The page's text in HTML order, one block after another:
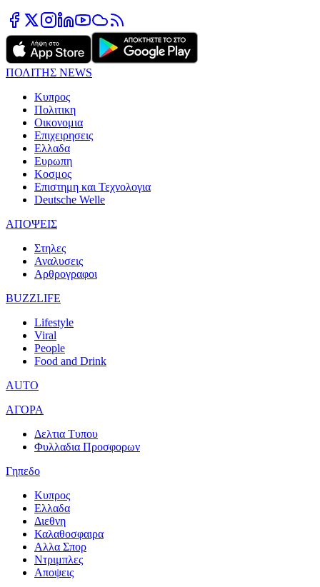
ΠΟΛΙΤΗΣ NEWS
Κυπρος
Πολιτικη
Οικονομια
Επιχειρησεις
Ελλαδα
Ευρωπη
Κοσμος
Επιστημη και Τεχνολογια
Deutsche Welle
ΑΠΟΨΕΙΣ
Στηλες
Αναλυσεις
Αρθρογραφοι
BUZZLIFE
Lifestyle
Viral
People
Food and Drink
AUTO
ΑΓΟΡΑ
Δελτια Τυπου
Φυλλαδια Προσφορων
Γηπεδο
Κυπρος
Ελλαδα
Διεθνη
Καλαθοσφαιρα
Αλλα Σπορ
Ντριμπλες
Αποψεις